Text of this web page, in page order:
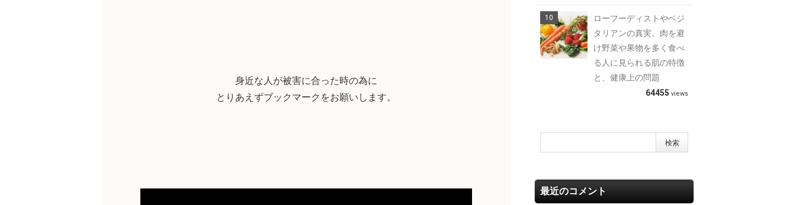
身近な人が被害に合った時の為に
とりあえずブックマークをお願いします。
ローフーディストやベジ
タリアンの真実。肉を避
け野菜や果物を多く食べ
る人に見られる肌の特徴
と、健康上の問題
64455 views
最近のコメント